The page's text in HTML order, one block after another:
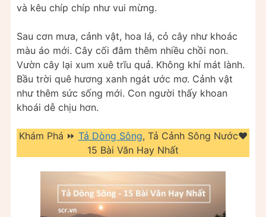
và kêu chíp chíp như vui mừng.
Sau cơn mưa, cảnh vật, hoa lá, cỏ cây như khoác
màu áo mới. Cây cối đâm thêm nhiều chồi non.
Vườn cây lại xum xuê trĩu quả. Không khí mát lành.
Bầu trời quê hương xanh ngát ước mơ. Cảnh vật
như thêm sức sống mới. Con người thấy khoan
khoái dễ chịu hơn.
Khám Phá ⏩ Tả Dòng Sông, Tả Cảnh Sông Nước❤️️
15 Bài Văn Hay Nhất